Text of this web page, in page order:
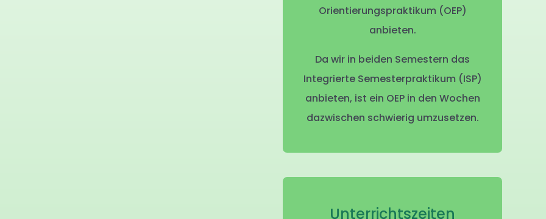
Orientierungspraktikum (OEP)
anbieten.
Da wir in beiden Semestern das
Integrierte Semesterpraktikum (ISP)
anbieten, ist ein OEP in den Wochen
dazwischen schwierig umzusetzen.
Unterrichtszeiten